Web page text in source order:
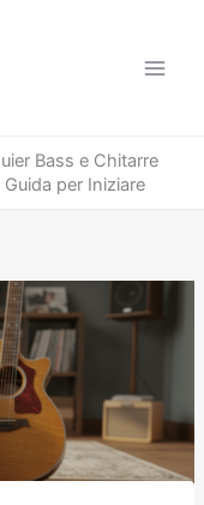
Bass e Chitarre
per Iniziare